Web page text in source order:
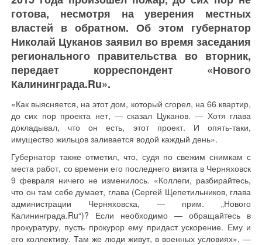
готова, несмотря на уверения местных
властей в обратном. Об этом губернатор
Николай Цуканов заявил во время заседания
регионального правительства во вторник,
передает корреспондент «Нового
Калининграда.Ru».
«Как выясняется, на этот дом, который сгорел, на 66 квартир,
до сих пор проекта нет, — сказал Цуканов. — Хотя глава
докладывал, что он есть, этот проект. И опять-таки,
имущество жильцов заливается водой каждый день».
Губернатор также отметил, что, судя по свежим снимкам с
места работ, со времени его последнего визита в Черняховск
9 февраля ничего не изменилось. «Коллеги, разбирайтесь,
что он там себе думает, глава (Сергей Щепетильников, глава
администрации Черняховска, — прим. „Нового
Калининграда.Ru“)? Если необходимо — обращайтесь в
прокуратуру, пусть прокурор ему придаст ускорение. Ему и
его коллективу. Там же люди живут, в военных условиях», —